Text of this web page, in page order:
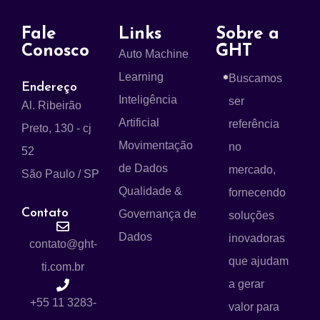
Fale
Conosco
Endereço
Al. Ribeirão
Preto, 130 - cj
52
São Paulo / SP
Contato
contato@ght-
ti.com.br
+55 11 3283-
Links
Auto Machine
Learning
Inteligência
Artificial
Movimentação
de Dados
Qualidade &
Governança de
Dados
Sobre a
GHT
Buscamos
ser
referência
no
mercado,
fornecendo
soluções
inovadoras
que ajudam
a gerar
valor para